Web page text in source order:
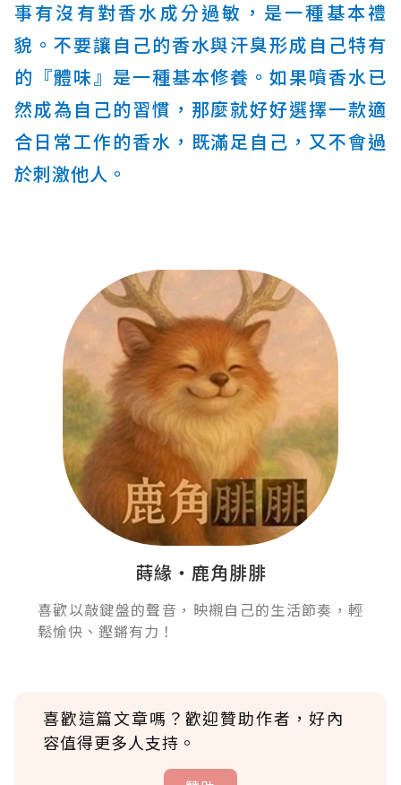
事有沒有對香水成分過敏，是一種基本禮
貌。不要讓自己的香水與汗臭形成自己特有
的『體味』是一種基本修養。如果噴香水已
然成為自己的習慣，那麼就好好選擇一款適
合日常工作的香水，既滿足自己，又不會過
於刺激他人。
蒔緣‧鹿角腓腓
喜歡以敲鍵盤的聲音，映襯自己的生活節奏，輕
鬆愉快、鏗鏘有力！
喜歡這篇文章嗎？歡迎贊助作者，好內
容值得更多人支持。